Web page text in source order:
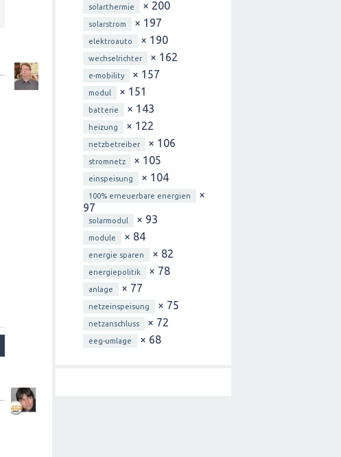
solarthermie × 200
solarstrom × 197
elektroauto × 190
wechselrichter × 162
e-mobility × 157
modul × 151
batterie × 143
heizung × 122
netzbetreiber × 106
stromnetz × 105
einspeisung × 104
100% erneuerbare energien
×
97
solarmodul × 93
module × 84
energie sparen × 82
energiepolitik × 78
anlage × 77
netzeinspeisung × 75
netzanschluss × 72
eeg-umlage × 68